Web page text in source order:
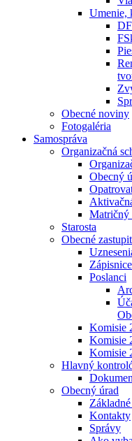
Umenie,
Obecné noviny
Fotogaléria
Samospráva
Organizačná
Obecný
Matričný
Starosta
Obecné
Zápisnice
Poslanci
Komisie
Komisie
Komisie
Hlavný
Obecný úrad
Kontakty
Správy